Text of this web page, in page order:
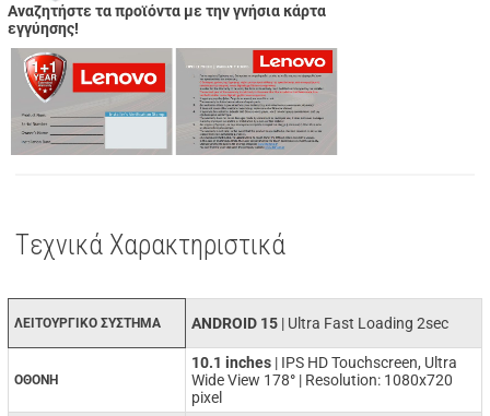
Αναζητήστε τα προϊόντα με την γνήσια κάρτα
εγγύησης!
Tεχνικά Χαρακτηριστικά
ΛΕΙΤΟΥΡΓΙΚΟ ΣΥΣΤΗΜΑ ANDROID 15 | Ultra Fast Loading 2sec
ΟΘΟΝΗ
10.1 inches | IPS HD Touchscreen, Ultra
Wide View 178° | Resolution: 1080x720
pixel